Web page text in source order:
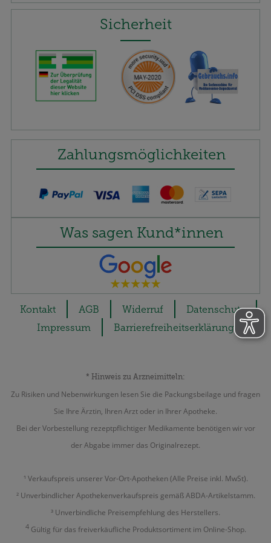
Sicherheit
Zahlungsmöglichkeiten
Was sagen Kund*innen
Kontakt AGB Widerruf
Datenschutz
Impressum
Barrierefreiheitserklärung
* Hinweis zu Arzneimitteln:
Zu Risiken und Nebenwirkungen lesen Sie die Packungsbeilage und fragen
Sie Ihre Ärztin, Ihren Arzt oder in Ihrer Apotheke.
Bei der Vorbestellung rezeptpflichtiger Medikamente benötigen wir vor
der Abgabe immer das Originalrezept.
¹ Verkaufspreis unserer Vor-Ort-Apotheken (Alle Preise inkl. MwSt).
² Unverbindlicher Apothekenverkaufspreis gemäß ABDA-Artikelstamm.
³ Unverbindliche Preisempfehlung des Herstellers.
4 Gültig für das freiverkäufliche Produktsortiment im Online-Shop.